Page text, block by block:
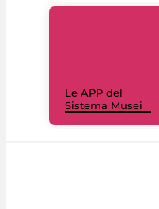
Le APP del
Sistema Musei